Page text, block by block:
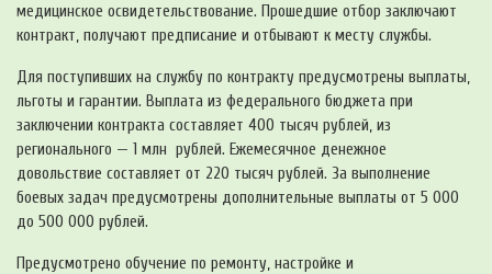
медицинское освидетельствование. Прошедшие отбор заключают
контракт, получают предписание и отбывают к месту службы.
Для поступивших на службу по контракту предусмотрены выплаты,
льготы и гарантии. Выплата из федерального бюджета при
заключении контракта составляет 400 тысяч рублей, из
регионального — 1 млн рублей. Ежемесячное денежное
довольствие составляет от 220 тысяч рублей. За выполнение
боевых задач предусмотрены дополнительные выплаты от 5 000
до 500 000 рублей.
Предусмотрено обучение по ремонту, настройке и